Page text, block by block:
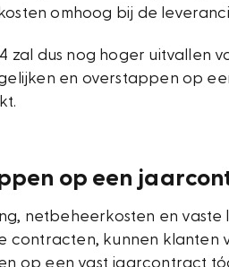
omhoog bij de
zal dus nog hoger uitvallen
en overstappen op
op een
netbeheerkosten en vaste
contracten, kunnen klanten
op een vast jaarcontract